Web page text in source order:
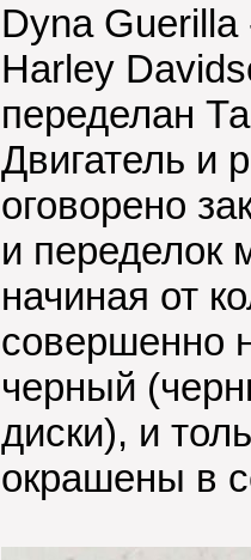
Dyna Guerilla
Harley
переделан
Двигатель и
оговорено
и переделок
начиная от
совершенно
черный
диски), и
окрашены в